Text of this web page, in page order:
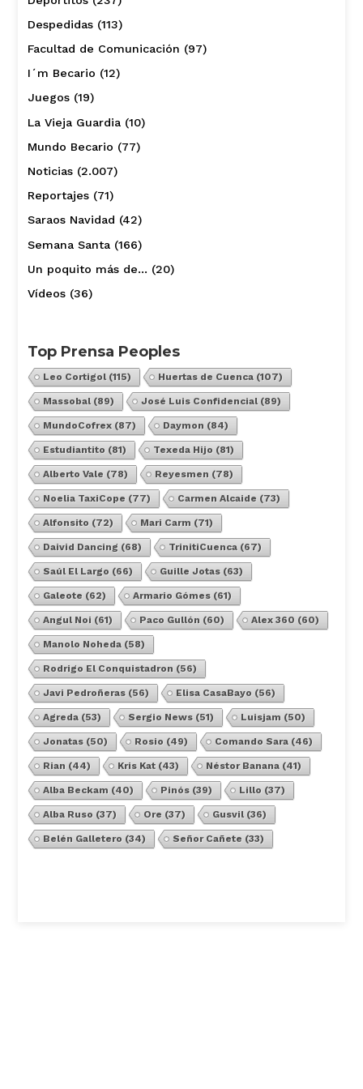
Despedidas(113)
Facultad de Comunicación (97)
I´m Becario (12)
Juegos(19)
La Vieja Guardia(10)
Mundo Becario (77)
Noticias(2.007)
Reportajes(71)
Saraos Navidad (42)
Semana Santa(166)
Un poquito más de… (20)
Vídeos(36)
Top Prensa Peoples
Leo Cortigol(115) Huertas de Cuenca(107)
Massobal(89) José Luis Confidencial(89)
MundoCofrex(87) Daymon (84)
Estudiantito (81) Texeda Hijo (81)
Alberto Vale (78) Reyesmen (78)
Noelia TaxiCope (77) Carmen Alcaide (73)
Alfonsito (72) Mari Carm (71)
Daivid Dancing (68) TrinitiCuenca(67)
Saúl El Largo (66) Guille Jotas(63)
Galeote (62) Armario Gómes(61)
Angul Noi (61) Paco Gullón (60) Alex 360 (60)
Manolo Noheda(58)
Rodrigo El Conquistadron (56)
Javi Pedroñeras(56) Elisa CasaBayo (56)
Agreda(53) Sergio News(51) Luisjam (50)
Jonatas(50) Rosio (49) Comando Sara(46)
Rian (44) Kris Kat(43) Néstor Banana(41)
Alba Beckam (40) Pinós(39) Lillo (37)
Alba Ruso (37) Ore (37) Gusvil(36)
Belén Galletero (34) Señor Cañete (33)